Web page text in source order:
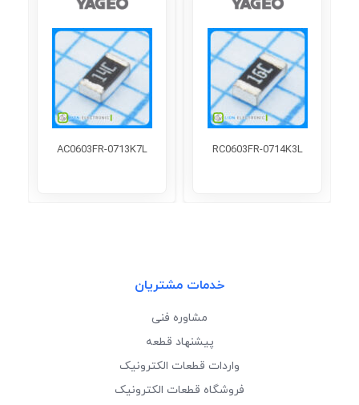
RC0603FR-0714K3L
AC0603FR-0713K7L
خدمات مشتریان
مشاوره فنی
پیشنهاد قطعه
واردات قطعات الکترونیک
فروشگاه قطعات الکترونیک